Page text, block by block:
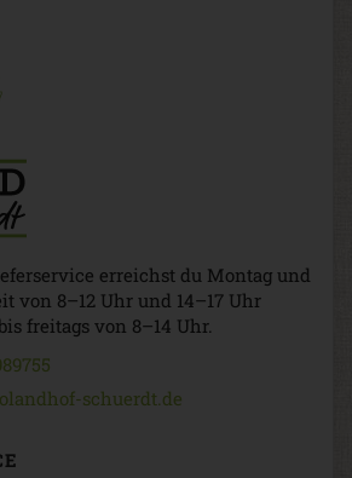
erreichst du Montag und
von 8–12 Uhr und 14–17 Uhr
freitags von 8–14 Uhr.
schuerdt.de